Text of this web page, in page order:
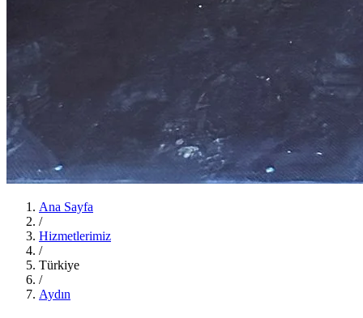
Ana Sayfa
/
Hizmetlerimiz
/
Türkiye
/
Aydın